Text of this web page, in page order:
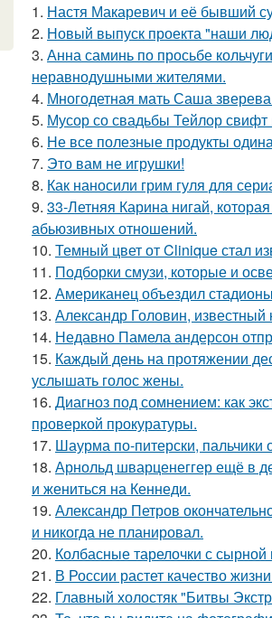
1. Настя Макаревич и её бывший
2. Новый выпуск проекта "наши
3. Анна саминь по просьбе
неравнодушными жителями.
4. Многодетная мать Саша
5. Мусор со свадьбы Тейлор свифт
6. Не все полезные продукты
7. Это вам не игрушки!
8. Как наносили грим гуля для
9. 33-Летняя Карина нигай,
абьюзивных отношений.
10. Темный цвет от Clinique стал
11. Подборки смузи, которые и
12. Американец объездил
13. Александр Головин,
14. Недавно Памела андерсон
15. Каждый день на протяжении
услышать голос жены.
16. Диагноз под сомнением: как
проверкой прокуратуры.
17. Шаурма по-питерски, пальчики
18. Арнольд шварценеггер ещё в
и жениться на Кеннеди.
19. Александр Петров
и никогда не планировал.
20. Колбасные тарелочки с сырной
21. В России растет качество
22. Главный холостяк "Битвы